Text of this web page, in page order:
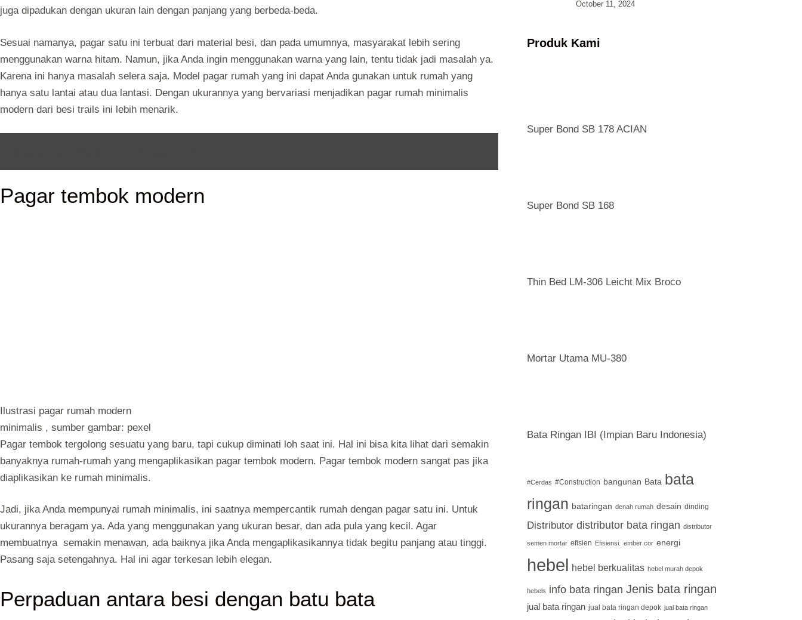
juga dipadukan dengan ukuran lain dengan panjang yang berbeda-beda.
Sesuai namanya, pagar satu ini terbuat dari material besi, dan pada umumnya, masyarakat lebih sering
menggunakan warna hitam. Namun, jika Anda ingin menggunakan warna yang lain, tentu tidak jadi masalah ya.
Karena ini hanya masalah selera saja. Model pagar rumah yang ini dapat Anda gunakan untuk rumah yang
hanya satu lantai atau dua lantasi. Dengan ukurannya yang bervariasi menjadikan pagar rumah minimalis
modern dari besi trails ini lebih menarik.
Pagar tembok modern
Ilustrasi pagar rumah modern
minimalis , sumber gambar: pexel
Pagar tembok tergolong sesuatu yang baru, tapi cukup diminati loh saat ini. Hal ini bisa kita lihat dari semakin
banyaknya rumah-rumah yang mengaplikasikan pagar tembok modern. Pagar tembok modern sangat pas jika
diaplikasikan ke rumah minimalis.
Jadi, jika Anda mempunyai rumah minimalis, ini saatnya mempercantik rumah dengan pagar satu ini. Untuk
ukurannya beragam ya. Ada yang menggunakan yang ukuran besar, dan ada pula yang kecil. Agar
membuatnya semakin menawan, ada baiknya jika Anda mengaplikasikannya tidak begitu panjang atau tinggi.
Pasang saja setengahnya. Hal ini agar terkesan lebih elegan.
Perpaduan antara besi dengan batu bata
October 11, 2024
Produk Kami
Super Bond SB 178 ACIAN
Super Bond SB 168
Thin Bed LM-306 Leicht Mix Broco
Mortar Utama MU-380
Bata Ringan IBI (Impian Baru Indonesia)
#Cerdas #Construction bangunan Bata bata
ringan bataringan denah rumah desain dinding
Distributor distributor bata ringan distributor
semen mortar efisien Efisiensi. ember cor energi
hebel hebel berkualitas hebel murah depok
hebels info bata ringan Jenis bata ringan
jual bata ringan jual bata ringan depok jual bata ringan